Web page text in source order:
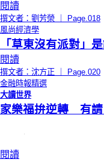
閱讀
撰文者：劉芳榮 ｜ Page.018
風尚經濟學
「草東沒有派對」
閱讀
撰文者：沈方正 ｜ Page.020
金融時報精選
大讀世界
家樂福拚逆轉 有請
閱讀